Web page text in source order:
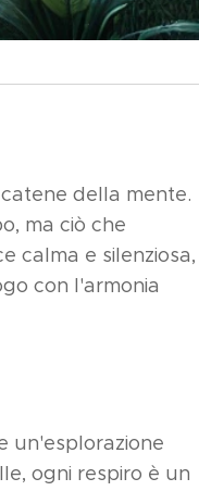
della mente.
ma ciò che
calma e silenziosa,
con l'armonia
un'esplorazione
ogni respiro è un